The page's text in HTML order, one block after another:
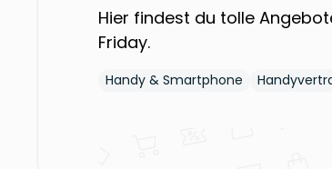
Hier findest du tolle
Friday.
Handy & Smartphone